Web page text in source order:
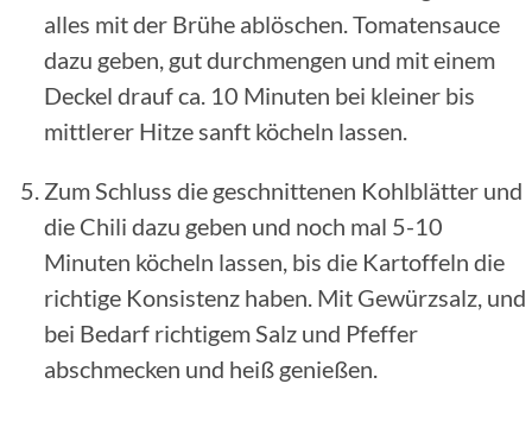
alles mit der Brühe ablöschen. Tomatensauce
dazu geben, gut durchmengen und mit einem
Deckel drauf ca. 10 Minuten bei kleiner bis
mittlerer Hitze sanft köcheln lassen.
Zum Schluss die geschnittenen Kohlblätter und
die Chili dazu geben und noch mal 5-10
Minuten köcheln lassen, bis die Kartoffeln die
richtige Konsistenz haben. Mit Gewürzsalz, und
bei Bedarf richtigem Salz und Pfeffer
abschmecken und heiß genießen.